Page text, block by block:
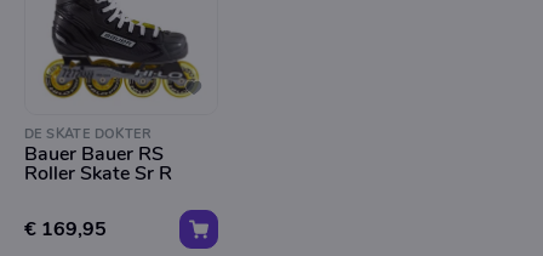
DE SKATE DOKTER
Bauer Bauer RS
Roller Skate Sr R
€ 169,95